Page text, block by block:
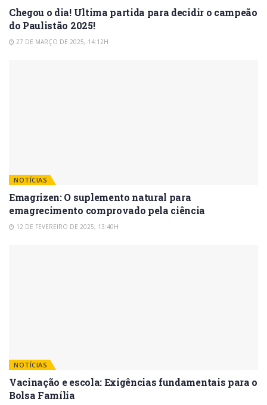
Chegou o dia! Ultima partida para decidir o campeão
do Paulistão 2025!
27 DE MARÇO DE 2025, 14:12H
NOTÍCIAS
Emagrizen: O suplemento natural para
emagrecimento comprovado pela ciência
12 DE FEVEREIRO DE 2025, 13:40H
NOTÍCIAS
Vacinação e escola: Exigências fundamentais para o
Bolsa Família